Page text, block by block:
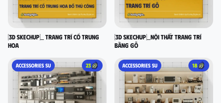
[3D SKECHUP]_ Trang trí cổ Trung
Hoa
[3D SKECHUP]_Nội thất trang trí
bằng gỗ
ACCESSORIES SU 23 ACCESSORIES SU 18